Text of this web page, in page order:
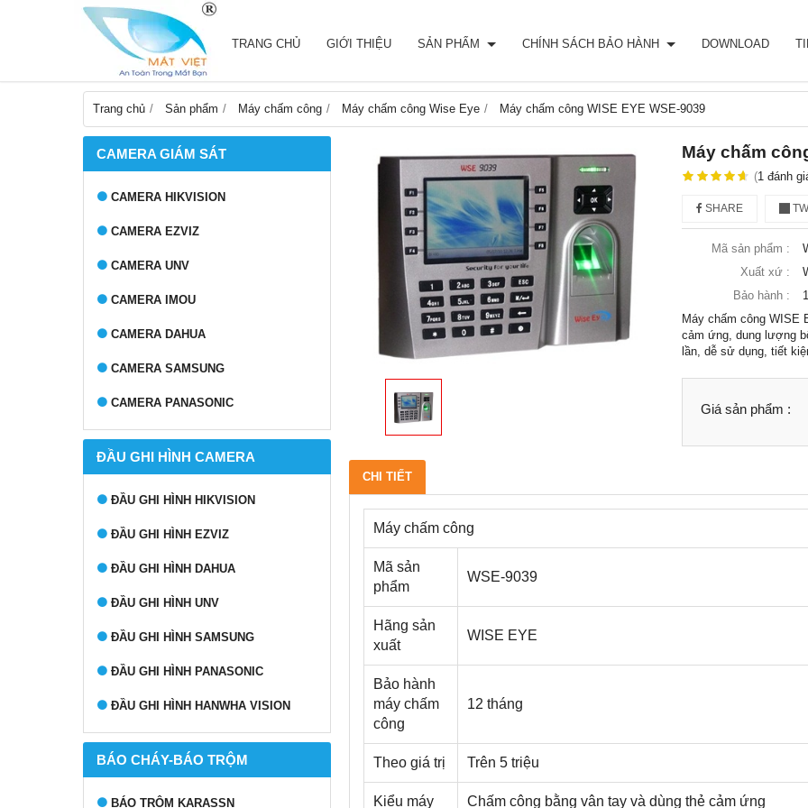
TRANG CHỦ GIỚI THIỆU SẢN PHẨM CHÍNH SÁCH BẢO HÀNH DOWNLOAD
Trang chủ Sản phẩm Máy chấm công Máy chấm công Wise Eye Máy chấm công WISE EYE WSE-9039
CAMERA GIÁM SÁT
CAMERA HIKVISION
CAMERA EZVIZ
CAMERA UNV
CAMERA IMOU
CAMERA DAHUA
CAMERA SAMSUNG
CAMERA PANASONIC
ĐẦU GHI HÌNH CAMERA
ĐẦU GHI HÌNH HIKVISION
ĐẦU GHI HÌNH EZVIZ
ĐẦU GHI HÌNH DAHUA
ĐẦU GHI HÌNH UNV
ĐẦU GHI HÌNH SAMSUNG
ĐẦU GHI HÌNH PANASONIC
ĐẦU GHI HÌNH HANWHA VISION
BÁO CHÁY-BÁO TRỘM
BÁO TRỘM KARASSN
Máy chấm
(1 đánh
SHARE
Mã sản phẩm :
Xuất xứ :
Bảo hành :
Máy chấm công WISE
cảm ứng, dung lượng
lần, dễ sử dụng, tiết
Giá sản phẩm :
CHI TIẾT
Máy chấm công
Mã sản
phẩm
WSE-9039
Hãng sản
xuất
WISE EYE
Bảo hành
máy chấm
công
12 tháng
Theo giá trị Trên 5 triệu
Kiểu máy Chấm công bằng vân tay và dùng thẻ cảm ứng